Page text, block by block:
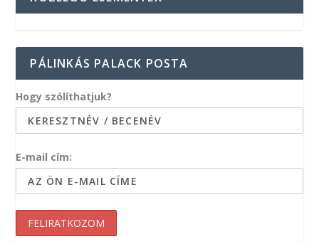
PÁLINKÁS PALACK POSTA
Hogy szólíthatjuk?
E-mail cím: